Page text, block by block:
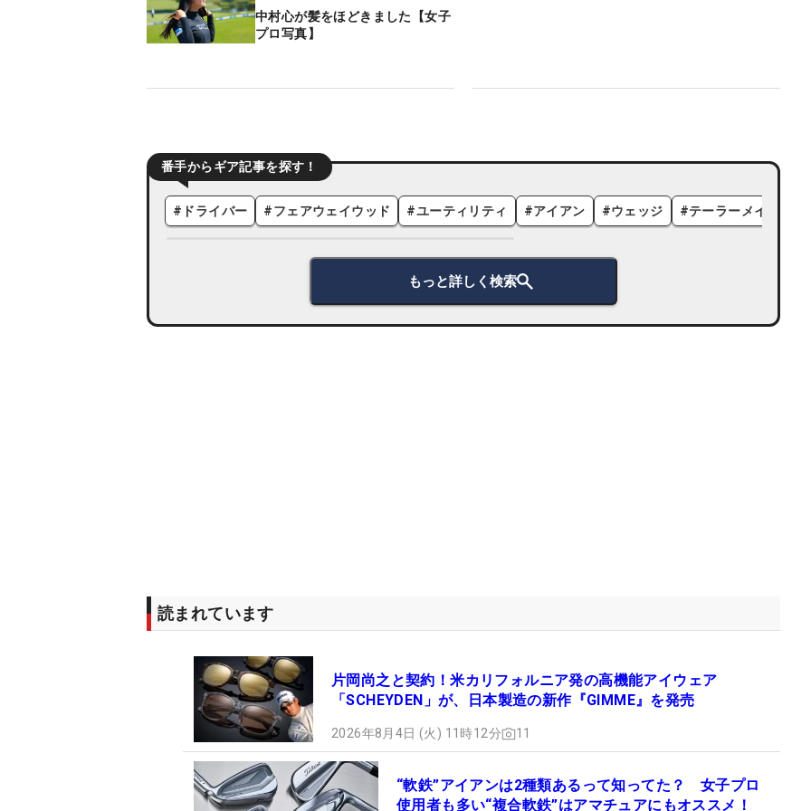
中村心が髪をほどきました【女子
プロ写真】
番手からギア記事を探す！
# ドライバー #フェアウェイウッド #ユーティリティ #アイアン #ウェッジ #テーラーメイド
もっと詳しく検索
読まれています
片岡尚之と契約！米カリフォルニア発の高機能アイウェア
「SCHEYDEN」が、日本製造の新作『GIMME』を発売
2026年8月4日 (火) 11時12分 11
“軟鉄”アイアンは2種類あるって知ってた？ 女子プロ
使用者も多い“複合軟鉄”はアマチュアにもオススメ！